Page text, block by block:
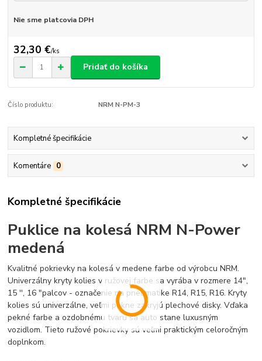
Nie sme platcovia DPH
32,30 €/ks
Pridať do košíka
Číslo produktu: NRM N-PM-3
Kompletné špecifikácie
Komentáre 0
Kompletné špecifikácie
Puklice na kolesá NRM N-Power
medená
Kvalitné pokrievky na kolesá v medene farbe od výrobcu NRM.
Univerzálny kryty kolies v ružovej farbe sa vyrába v rozmere 14",
15 '', 16 "palcov - označenie na pneumatike R14, R15, R16. Kryty
kolies sú univerzálne, veľmi pekne zakryjú plechové disky. Vďaka
pekné farbe a ozdobnému tvaru sa auto stane luxusným
vozidlom. Tieto ružové pokrievky sú veľmi praktickým celoročným
doplnkom.